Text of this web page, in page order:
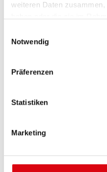
weiteren Daten
Notwendig
Präferenzen
Statistiken
Marketing
EFB 650 17
Die besten und
Vorgaben führender
Originalqualität zum